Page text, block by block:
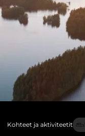
Kohteet ja aktiviteetit